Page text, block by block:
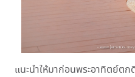
แนะนำให้มาก่อนพระอาทิตย์ตก